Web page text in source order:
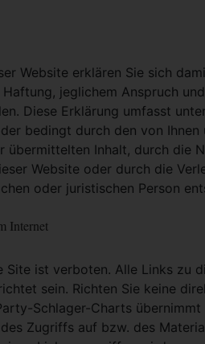
Website erklären Sie sich
jeglichem Anspruch
Diese Erklärung umfasst
bedingt durch den von Ihnen
übermittelten Inhalt, durch die
Website oder durch die
oder juristischen Person
Internet
Site ist verboten. Alle Links zu
sein. Richten Sie keine
Schlager-Charts
Zugriffs auf bzw. des